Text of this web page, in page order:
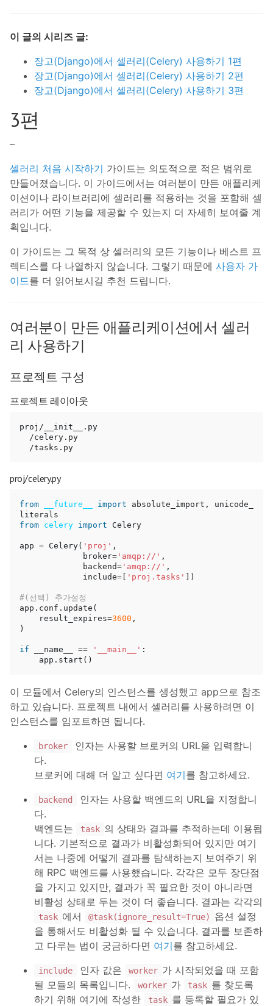
이 글의 시리즈 글:
장고(Django)에서 셀러리(Celery) 사용하기 1편
장고(Django)에서 셀러리(Celery) 사용하기 2편
장고(Django)에서 셀러리(Celery) 사용하기 3편
3편
–
셀러리 처음 시작하기 가이드는 의도적으로 적은 범위로
만들어졌습니다. 이 가이드에서는 여러분이 만든 애플리케
이션이나 라이브러리에 셀러리를 적용하는 것을 포함해 셀
러리가 어떤 기능을 제공할 수 있는지 더 자세히 보여줄 계
획입니다.
이 가이드는 그 목적 상 셀러리의 모든 기능이나 베스트 프
렉티스를 다 나열하지 않습니다. 그렇기 때문에 사용자 가
이드를 더 읽어보시길 추천 드립니다.
여러분이 만든 애플리케이션에서 셀러
리 사용하기
프로젝트 구성
프로젝트 레이아웃
proj/__init__.py
proj/celery.py
from __future__ import absolute_import ,
unicode_
literals
from celery import Celery
app = Celery( 'proj' ,
broker= 'amqp://' ,
backend= 'amqp://' ,
include= 'proj.tasks' ])
app . conf . update (
result_expires=3600 ,
)
if __name__ == '__main__' :
app . start ()
이 모듈에서 Celery의 인스턴스를 생성했고 app으로 참조
하고 있습니다. 프로젝트 내에서 셀러리를 사용하려면 이
인스턴스를 임포트하면 됩니다.
broker
인자는 사용할 브로커의 URL을 입력합니
다.
브로커에 대해 더 알고 싶다면 여기를 참고하세요.
backend
인자는 사용할 백엔드의 URL을 지정합니
다.
백엔드는
task 의 상태와 결과를 추적하는데 이용됩
니다. 기본적으로 결과가 비활성화되어 있지만 여기
서는 나중에 어떻게 결과를 탐색하는지 보여주기 위
해 RPC 백엔드를 사용했습니다. 각각은 모두 장단점
을 가지고 있지만, 결과가 꼭 필요한 것이 아니라면
비활성 상태로 두는 것이 더 좋습니다. 결과는 각각의
task 에서 @task(ignore_result=True)
옵션 설정
을 통해서도 비활성화 될 수 있습니다. 결과를 보존하
고 다루는 법이 궁금하다면 여기를 참고하세요.
include 인자 값은 worker 가 시작되었을 때 포함
될 모듈의 목록입니다.
worker 가 task 를 찾도록
하기 위해 여기에 작성한
task 를 등록할 필요가 있